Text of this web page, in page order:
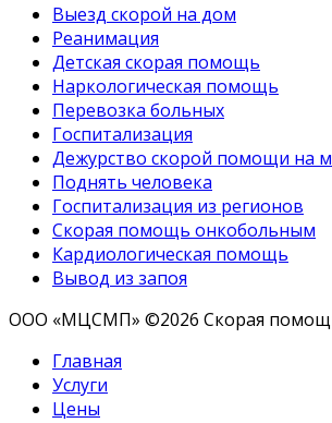
Выезд скорой на дом
Реанимация
Детская скорая помощь
Наркологическая помощь
Перевозка больных
Госпитализация
Дежурство скорой помощи на
Поднять человека
Госпитализация из регионов
Скорая помощь онкобольным
Кардиологическая помощь
Вывод из запоя
ООО «МЦСМП» ©2026 Скорая
Главная
Услуги
Цены